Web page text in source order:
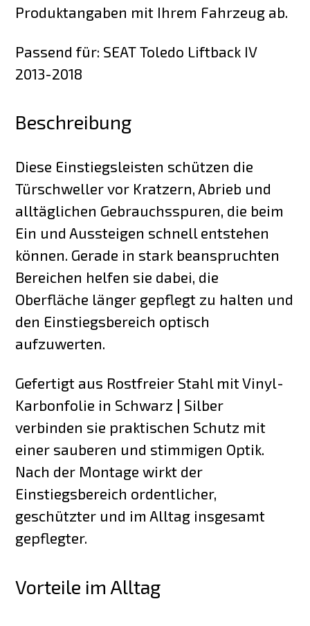
Produktangaben mit Ihrem Fahrzeug ab.
Passend für: SEAT Toledo Liftback IV
2013-2018
Beschreibung
Diese Einstiegsleisten schützen die
Türschweller vor Kratzern, Abrieb und
alltäglichen Gebrauchsspuren, die beim
Ein und Aussteigen schnell entstehen
können. Gerade in stark beanspruchten
Bereichen helfen sie dabei, die
Oberfläche länger gepflegt zu halten und
den Einstiegsbereich optisch
aufzuwerten.
Gefertigt aus Rostfreier Stahl mit Vinyl-
Karbonfolie in Schwarz | Silber
verbinden sie praktischen Schutz mit
einer sauberen und stimmigen Optik.
Nach der Montage wirkt der
Einstiegsbereich ordentlicher,
geschützter und im Alltag insgesamt
gepflegter.
Vorteile im Alltag